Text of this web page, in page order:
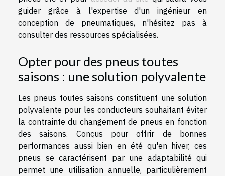
guider grâce à l'expertise d'un ingénieur en
conception de pneumatiques, n'hésitez pas à
consulter des ressources spécialisées.
Opter pour des pneus toutes
saisons : une solution polyvalente
Les pneus toutes saisons constituent une solution
polyvalente pour les conducteurs souhaitant éviter
la contrainte du changement de pneus en fonction
des saisons. Conçus pour offrir de bonnes
performances aussi bien en été qu'en hiver, ces
pneus se caractérisent par une adaptabilité qui
permet une utilisation annuelle, particulièrement